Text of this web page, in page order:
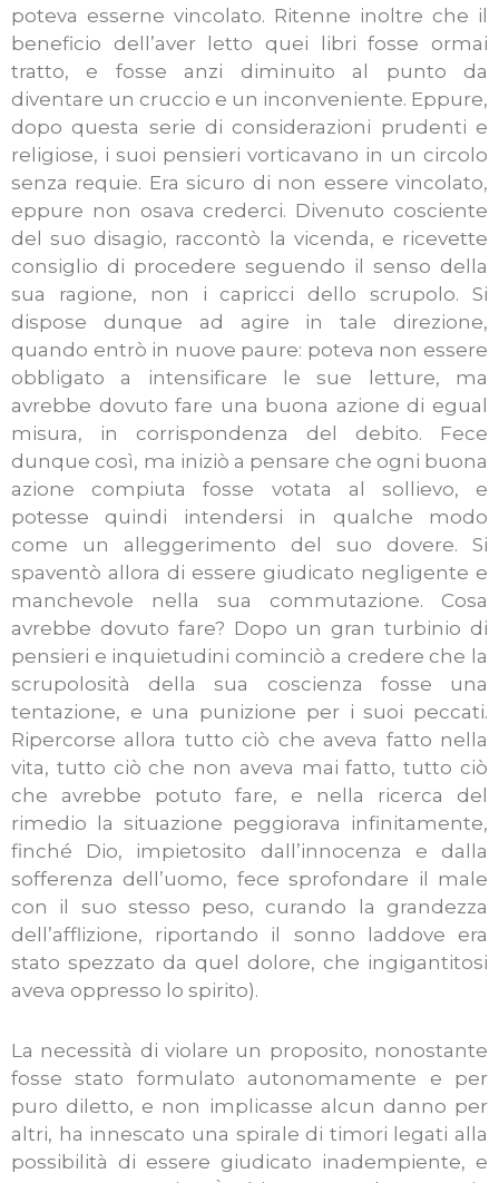
poteva esserne vincolato. Ritenne inoltre che il
beneficio dell’aver letto quei libri fosse ormai
tratto, e fosse anzi diminuito al punto da
diventare un cruccio e un inconveniente. Eppure,
dopo questa serie di considerazioni prudenti e
religiose, i suoi pensieri vorticavano in un circolo
senza requie. Era sicuro di non essere vincolato,
eppure non osava crederci. Divenuto cosciente
del suo disagio, raccontò la vicenda, e ricevette
consiglio di procedere seguendo il senso della
sua ragione, non i capricci dello scrupolo. Si
dispose dunque ad agire in tale direzione,
quando entrò in nuove paure: poteva non essere
obbligato a intensificare le sue letture, ma
avrebbe dovuto fare una buona azione di egual
misura, in corrispondenza del debito. Fece
dunque così, ma iniziò a pensare che ogni buona
azione compiuta fosse votata al sollievo, e
potesse quindi intendersi in qualche modo
come un alleggerimento del suo dovere. Si
spaventò allora di essere giudicato negligente e
manchevole nella sua commutazione. Cosa
avrebbe dovuto fare? Dopo un gran turbinio di
pensieri e inquietudini cominciò a credere che la
scrupolosità della sua coscienza fosse una
tentazione, e una punizione per i suoi peccati.
Ripercorse allora tutto ciò che aveva fatto nella
vita, tutto ciò che non aveva mai fatto, tutto ciò
che avrebbe potuto fare, e nella ricerca del
rimedio la situazione peggiorava infinitamente,
finché Dio, impietosito dall’innocenza e dalla
sofferenza dell’uomo, fece sprofondare il male
con il suo stesso peso, curando la grandezza
dell’afflizione, riportando il sonno laddove era
stato spezzato da quel dolore, che ingigantitosi
aveva oppresso lo spirito).
La necessità di violare un proposito, nonostante
fosse stato formulato autonomamente e per
puro diletto, e non implicasse alcun danno per
altri, ha innescato una spirale di timori legati alla
possibilità di essere giudicato inadempiente, e